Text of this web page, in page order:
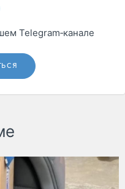
Telegram‑канале